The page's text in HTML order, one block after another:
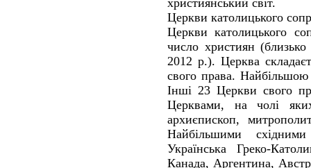
християнський світ.
Церкви католицького
Церкви католицького
число християн
2012 р.). Церква
свого права.
Інші 23 Церкви свого
Церквами, на чолі
архиєпископ,
Найбільшими
Українська Греко-
Канада, Аргентина,